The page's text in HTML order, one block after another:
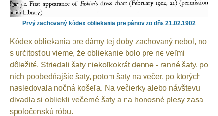
Prvý zachovaný kódex obliekania pre pánov zo dňa 21.02.1902
Kódex obliekania pre dámy tej doby zachovaný nebol, no
s určitosťou vieme, že obliekanie bolo pre ne veľmi
dôležité. Striedali šaty niekoľkokrát denne - ranné šaty, po
nich poobedňajšie šaty, potom šaty na večer, po ktorých
nasledovala nočná košeľa. Na večierky alebo návštevu
divadla si obliekli večerné šaty a na honosné plesy zasa
spoločenskú róbu.